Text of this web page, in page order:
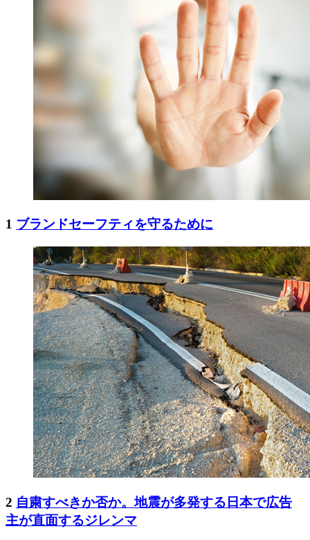
1 ブランドセーフティを守るために
2 自粛すべきか否か。地震が多発する日本で広告
主が直面するジレンマ